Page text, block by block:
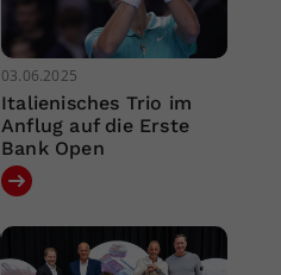
03.06.2025
Italienisches Trio im
Anflug auf die Erste
Bank Open